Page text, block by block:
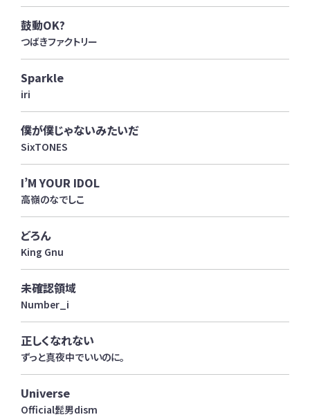
鼓動OK?
つばきファクトリー
Sparkle
iri
僕が僕じゃないみたいだ
SixTONES
I’M YOUR IDOL
高嶺のなでしこ
どろん
King Gnu
未確認領域
Number_i
正しくなれない
ずっと真夜中でいいのに。
Universe
Official髭男dism